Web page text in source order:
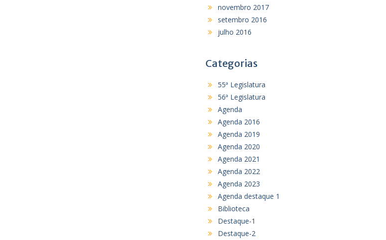
novembro 2017
setembro 2016
julho 2016
Categorias
55ª Legislatura
56ª Legislatura
Agenda
Agenda 2016
Agenda 2019
Agenda 2020
Agenda 2021
Agenda 2022
Agenda 2023
Agenda destaque 1
Biblioteca
Destaque-1
Destaque-2